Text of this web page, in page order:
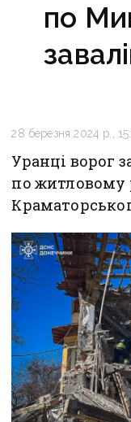
по
28 березня 2024 р.,
Уранці ворог
по житловому